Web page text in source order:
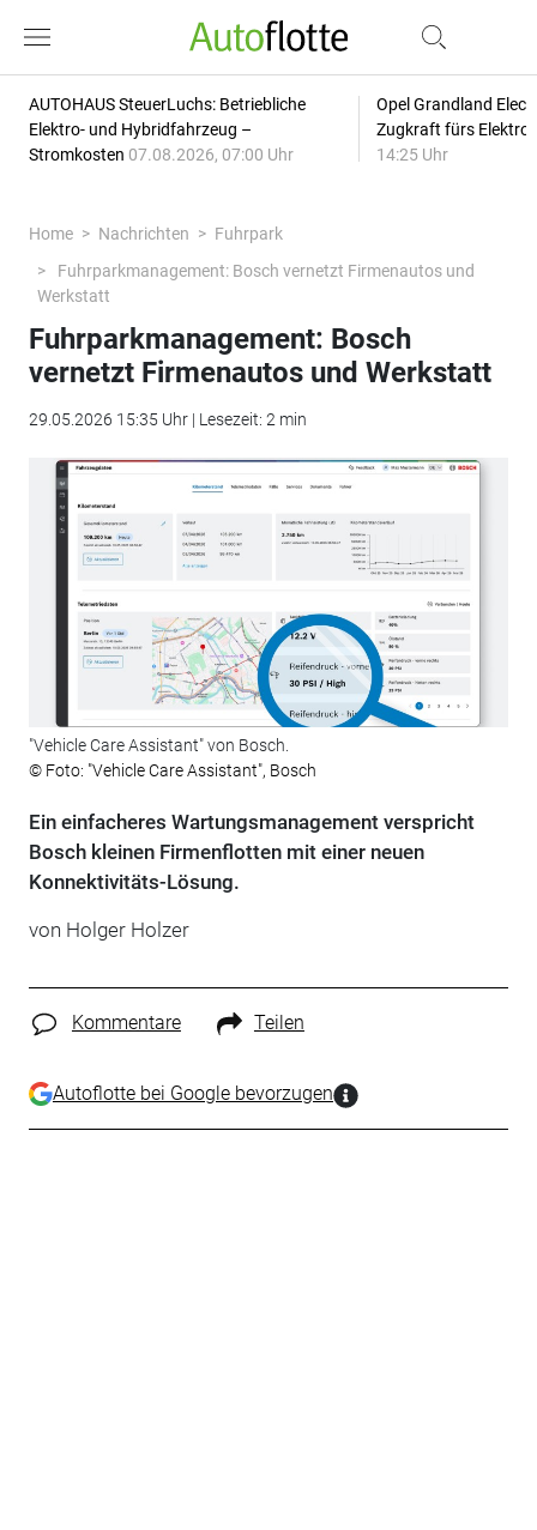
AUTOHAUS SteuerLuchs: Betriebliche
Elektro- und Hybridfahrzeug –
Stromkosten 07.08.2026, 07:00 Uhr
Opel Grandland
Zugkraft fürs
14:25 Uhr
Home Nachrichten
Fuhrpark
Fuhrparkmanagement: Bosch vernetzt Firmenautos und
Werkstatt
Fuhrparkmanagement: Bosch
vernetzt Firmenautos und Werkstatt
29.05.2026 15:35 Uhr | Lesezeit: 2 min
"Vehicle Care Assistant" von Bosch.
© Foto: "Vehicle Care Assistant", Bosch
Ein einfacheres Wartungsmanagement verspricht
Bosch kleinen Firmenflotten mit einer neuen
Konnektivitäts-Lösung.
von Holger Holzer
Kommentare Teilen
Autoflotte bei Google bevorzugen